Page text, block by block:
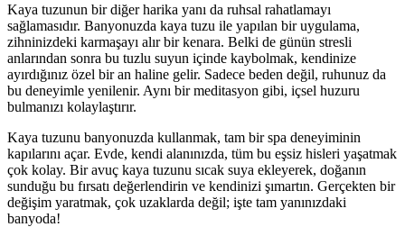
Kaya tuzunun bir diğer harika yanı da ruhsal rahatlamayı
sağlamasıdır. Banyonuzda kaya tuzu ile yapılan bir uygulama,
zihninizdeki karmaşayı alır bir kenara. Belki de günün stresli
anlarından sonra bu tuzlu suyun içinde kaybolmak, kendinize
ayırdığınız özel bir an haline gelir. Sadece beden değil, ruhunuz da
bu deneyimle yenilenir. Aynı bir meditasyon gibi, içsel huzuru
bulmanızı kolaylaştırır.
Kaya tuzunu banyonuzda kullanmak, tam bir spa deneyiminin
kapılarını açar. Evde, kendi alanınızda, tüm bu eşsiz hisleri yaşatmak
çok kolay. Bir avuç kaya tuzunu sıcak suya ekleyerek, doğanın
sunduğu bu fırsatı değerlendirin ve kendinizi şımartın. Gerçekten bir
değişim yaratmak, çok uzaklarda değil; işte tam yanınızdaki
banyoda!